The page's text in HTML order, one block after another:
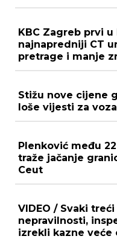
KBC Zagreb prvi
najnapredniji CT
pretrage i manje
Stižu nove cijene
loše vijesti za
Plenković među
traže jačanje
Ceut
VIDEO / Svaki
nepravilnosti,
izrekli kazne veće